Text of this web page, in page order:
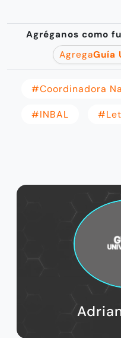
Agréganos como
AgregaGuía
#Coordinadora
#INBAL